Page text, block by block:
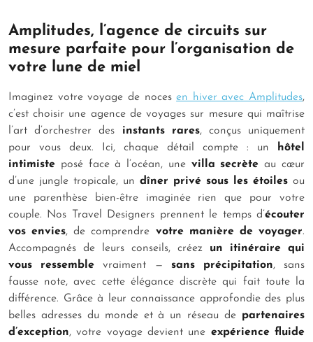
Amplitudes, l’agence de circuits sur
mesure parfaite pour l’organisation de
votre lune de miel
Imaginez votre voyage de nocesen hiver avec Amplitudes,
c’est choisir une agence de voyages sur mesure qui maîtrise
l’art d’orchestrer des instants rares, conçus uniquement
pour vous deux. Ici, chaque détail compte : un
hôtel
intimiste posé face à l’océan, une villa secrète au cœur
d’une jungle tropicale, un dîner privé sous les étoiles ou
une parenthèse bien-être imaginée rien que pour votre
couple. Nos Travel Designers prennent le temps d’écouter
vos envies, de comprendre votre manière de voyager.
Accompagnés de leurs conseils, créez un itinéraire qui
vous ressemble vraiment — sans précipitation, sans
fausse note, avec cette élégance discrète qui fait toute la
différence. Grâce à leur connaissance approfondie des plus
belles adresses du monde et à un réseau de partenaires
d’exception, votre voyage devient une expérience fluide